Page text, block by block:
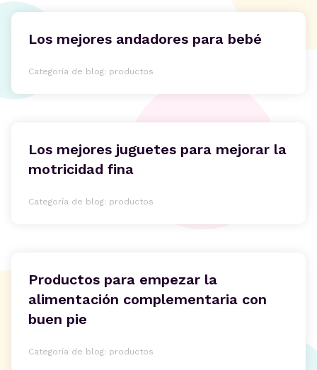
Los mejores andadores para bebé
Categoría de blog: productos
Los mejores juguetes para mejorar la
motricidad fina
Categoría de blog: productos
Productos para empezar la
alimentación complementaria con
buen pie
Categoría de blog: productos